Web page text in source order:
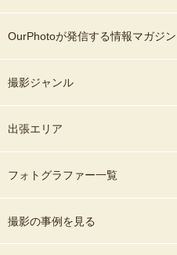
OurPhotoが発信する情報マガジ
撮影ジャンル
出張エリア
フォトグラファー一覧
撮影の事例を見る